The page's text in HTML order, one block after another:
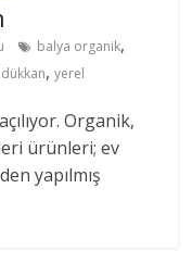
balya organik,
,yerel
Organik,
ürünleri; ev
yapılmış